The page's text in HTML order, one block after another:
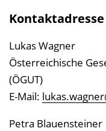
Kontaktadresse
Lukas Wagner
Österreichische
(ÖGUT)
E-Mail:
Petra Blauensteiner